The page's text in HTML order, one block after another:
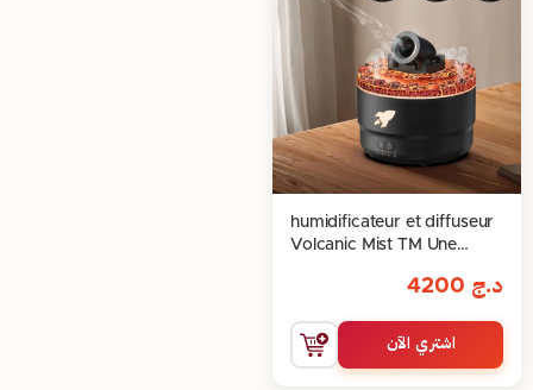
humidificateur et diffuseur
Volcanic Mist TM Une
د.ج
اشتري الآن